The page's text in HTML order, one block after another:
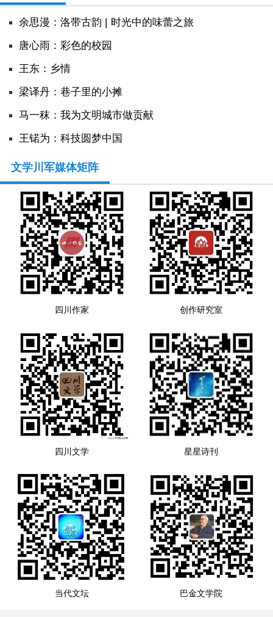
余思漫：洛带古韵 | 时光中的味蕾之旅
唐心雨：彩色的校园
王东：乡情
​梁译丹：巷子里的小摊
马一秣：我为文明城市做贡献
王锘为：科技圆梦中国
文学川军媒体矩阵
四川作家 创作研究室
四川文学 星星诗刊
当代文坛 巴金文学院